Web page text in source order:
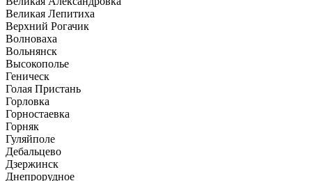
Великая Лепитиха
Верхний Рогачик
Волноваха
Вольнянск
Высокополье
Геническ
Голая Пристань
Горловка
Горностаевка
Горняк
Гуляйполе
Дебальцево
Дзержинск
Днепрорудное